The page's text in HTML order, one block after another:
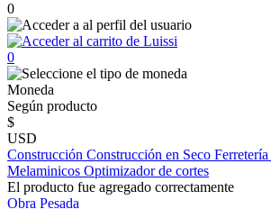
0
0
Moneda
Según producto
$
USD
Construcción Construcción en Seco Ferretería
Melaminicos Optimizador de cortes
El producto fue agregado correctamente
Obra Pesada